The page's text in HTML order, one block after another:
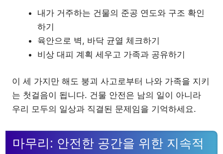
내가 거주하는 건물의 준공 연도와 구조 확인
하기
육안으로 벽, 바닥 균열 체크하기
비상 대피 계획 세우고 가족과 공유하기
이 세 가지만 해도 붕괴 사고로부터 나와 가족을 지키
는 첫걸음이 됩니다. 건물 안전은 남의 일이 아니라
우리 모두의 일상과 직결된 문제임을 기억하세요.
마무리: 안전한 공간을 위한 지속적